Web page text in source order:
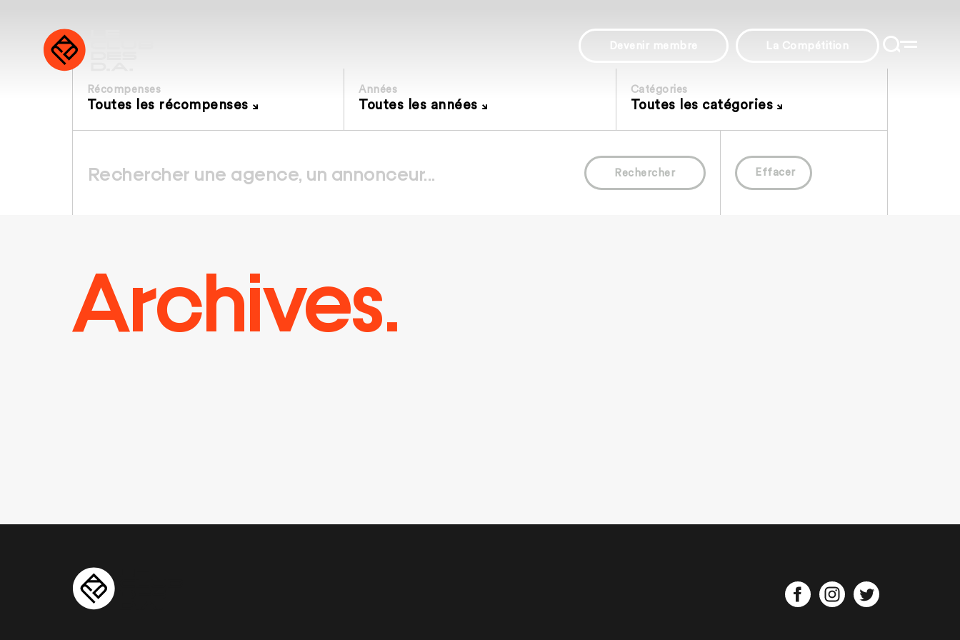
Devenir membre La Compétition
Récompenses
Toutes les récompenses
Années
Toutes les années
Catégories
Toutes les catégories
Rechercher Effacer
Archives.